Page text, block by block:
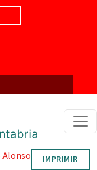
Alonso IMPRIMIR